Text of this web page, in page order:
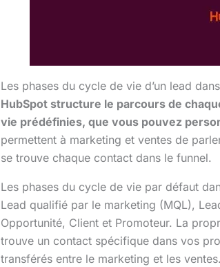
Les phases du cycle de vie d’un lead
HubSpot structure le parcours de
vie prédéfinies, que vous pouvez
permettent à marketing et ventes de
se trouve chaque contact dans le funnel.
Les phases du cycle de vie par défaut
Lead qualifié par le marketing (MQL),
Opportunité, Client et Promoteur. La
trouve un contact spécifique dans vos
transférés entre le marketing et les ventes.